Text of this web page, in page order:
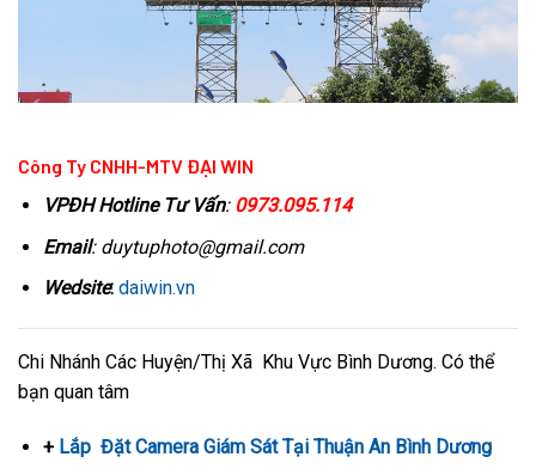
Công Ty CNHH-MTV ĐẠI WIN
VPĐHHotline Tư Vấn: 0973.095.114
Email: duytuphoto@gmail.com
Wedsite: daiwin.vn
Chi Nhánh Các Huyện/Thị Xã Khu Vực Bình Dương. Có thể
bạn quan tâm
+ Lắp Đặt Camera Giám Sát Tại Thuận An Bình Dương